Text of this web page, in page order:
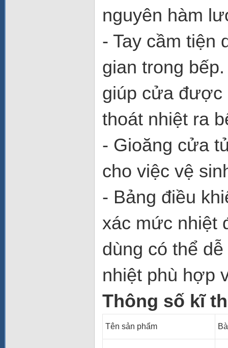
nguyên hàm
- Tay cầm tiện
gian trong
giúp cửa được
thoát nhiệt ra
- Gioăng cửa
cho việc vệ
- Bảng điều
xác mức nhiệt
dùng có thể
nhiệt phù hợp
Thông số kĩ
Tên sản phẩm